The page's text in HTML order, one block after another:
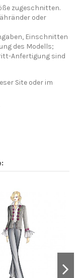
zugeschnitten.
oder
Einschnitten
des Modells;
Anfertigung sind
Site oder im